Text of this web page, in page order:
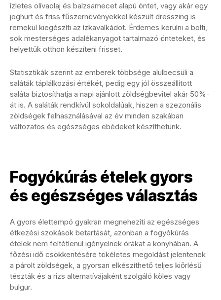
ízletes olívaolaj és balzsamecet alapú öntet, vagy akár egy
joghurt és friss fűszernövényekkel készült dresszing is
remekül kiegészíti az ízkavalkádot. Érdemes kerülni a bolti,
sok mesterséges adalékanyagot tartalmazó önteteket, és
helyettük otthon készíteni frisset.
Statisztikák szerint az emberek többsége alulbecsüli a
saláták táplálkozási értékét, pedig egy jól összeállított
saláta biztosíthatja a napi ajánlott zöldségbevitel akár 50%-
át is. A saláták rendkívül sokoldalúak, hiszen a szezonális
zöldségek felhasználásával az év minden szakában
változatos és egészséges ebédeket készíthetünk.
Fogyókúrás ételek gyors
és egészséges választás
A gyors élettempó gyakran megnehezíti az egészséges
étkezési szokások betartását, azonban a fogyókúrás
ételek nem feltétlenül igényelnek órákat a konyhában. A
főzési idő csökkentésére tökéletes megoldást jelentenek
a párolt zöldségek, a gyorsan elkészíthető teljes kiőrlésű
tészták és a rizs alternatívájaként szolgáló köles vagy
bulgur.